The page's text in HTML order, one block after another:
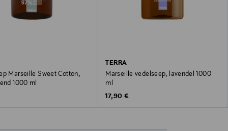
Marseille Sweet Cotton,
1000 ml
TERRA
Marseille vedelseep, lavendel 1000
ml
Original Price
17,90 €